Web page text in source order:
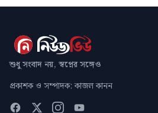
শুধু সংবাদ নয়, স্বপ্নের সঙ্গেও
প্রকাশক ও সম্পাদক: কাজল কানন